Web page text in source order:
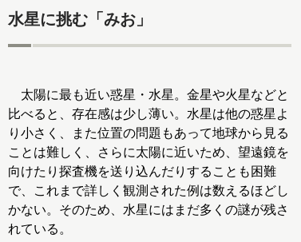
水星に挑む「みお」
太陽に最も近い惑星・水星。金星や火星などと
比べると、存在感は少し薄い。水星は他の惑星よ
り小さく、また位置の問題もあって地球から見る
ことは難しく、さらに太陽に近いため、望遠鏡を
向けたり探査機を送り込んだりすることも困難
で、これまで詳しく観測された例は数えるほどし
かない。そのため、水星にはまだ多くの謎が残さ
れている。